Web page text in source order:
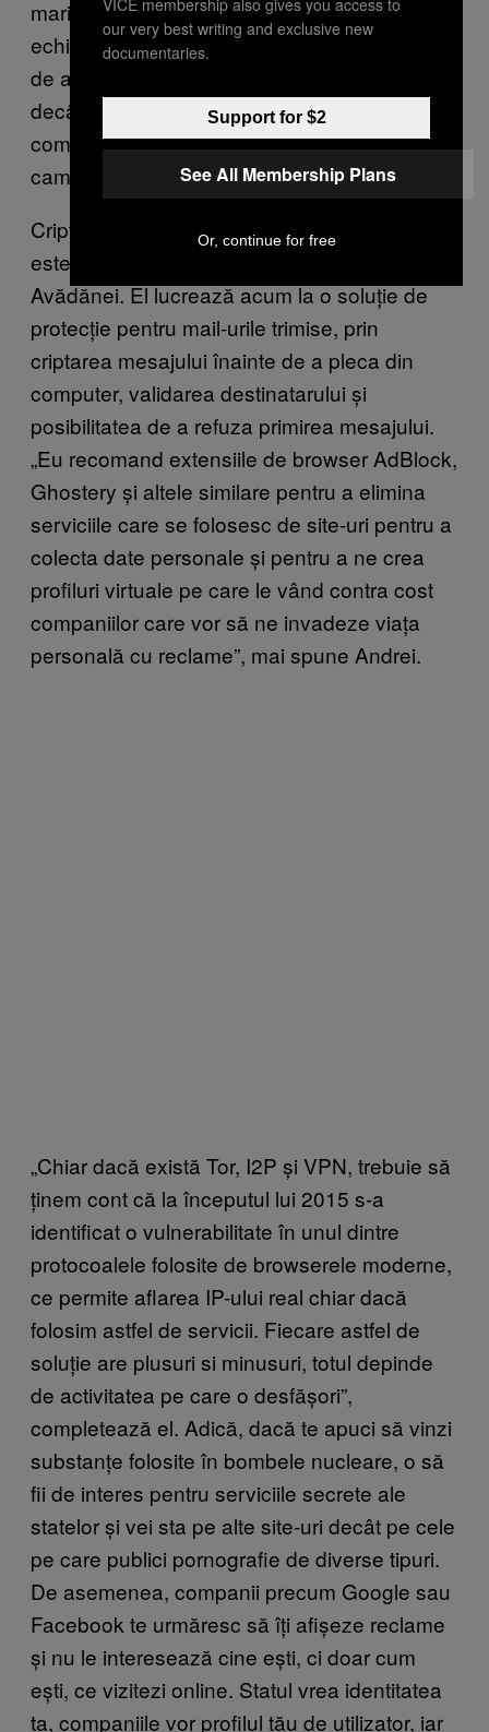
mari ca informația care a circulat prin acel
echipament să fie deja interceptată. În ziua
de azi nu poți să mai ai astfel de certitudini,
decât dacă ai expertiză în ingineria
computerelor și în securitate IT, ceea ce e
cam improbabil”, explică Bogdan Cazacu.
Criptarea este încă eficientă, atât timp cât
este de nivel militar, consideră Andrei
Avădănei. El lucrează acum la o soluție de
protecție pentru mail-urile trimise, prin
criptarea mesajului înainte de a pleca din
computer, validarea destinatarului și
posibilitatea de a refuza primirea mesajului.
„Eu recomand extensiile de browser AdBlock,
Ghostery și altele similare pentru a elimina
serviciile care se folosesc de site-uri pentru a
colecta date personale și pentru a ne crea
profiluri virtuale pe care le vând contra cost
companiilor care vor să ne invadeze viața
personală cu reclame”, mai spune Andrei.
„Chiar dacă există Tor, I2P și VPN, trebuie să
ținem cont că la începutul lui 2015 s-a
identificat o vulnerabilitate în unul dintre
protocoalele folosite de browserele moderne,
ce permite aflarea IP-ului real chiar dacă
folosim astfel de servicii. Fiecare astfel de
soluție are plusuri si minusuri, totul depinde
de activitatea pe care o desfășori”,
completează el. Adică, dacă te apuci să vinzi
substanțe folosite în bombele nucleare, o să
fii de interes pentru serviciile secrete ale
statelor și vei sta pe alte site-uri decât pe cele
pe care publici pornografie de diverse tipuri.
De asemenea, companii precum Google sau
Facebook te urmăresc să îți afișeze reclame
și nu le interesează cine ești, ci doar cum
ești, ce vizitezi online. Statul vrea identitatea
ta, companiile vor profilul tău de utilizator, iar
our very best writing and exclusive new
documentaries.
Support for $2
See All Membership Plans
Or, continue for free